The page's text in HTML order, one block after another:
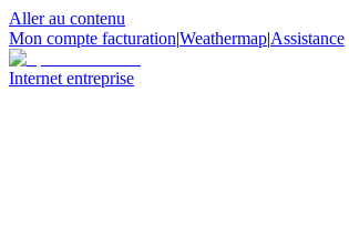
Aller au contenu
Mon compte facturation|Weathermap|Assistance
Internet entreprise